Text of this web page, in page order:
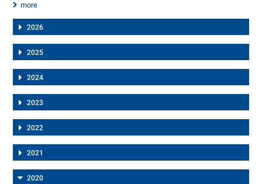
more
2026
2025
2024
2023
2022
2021
2020